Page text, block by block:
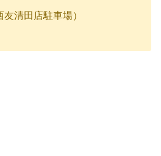
清田店駐車場）